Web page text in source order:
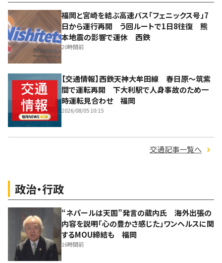
福岡と宮崎を結ぶ高速バス「フェニックス号」7
日から運行再開 う回ルートで1日8往復 熊
本地震の影響で運休 西鉄
20時間前
【交通情報】西鉄天神大牟田線 春日原～筑紫
間で運転再開 下大利駅で人身事故のため一
時運転見合わせ 福岡
2026/08/05 10:15
交通記事一覧へ
政治・行政
“ネパールは天国”発言の蔵内氏 海外出張の
内容を説明「心の豊かさ感じた」ワンヘルスに関
するMOU締結も 福岡
16時間前